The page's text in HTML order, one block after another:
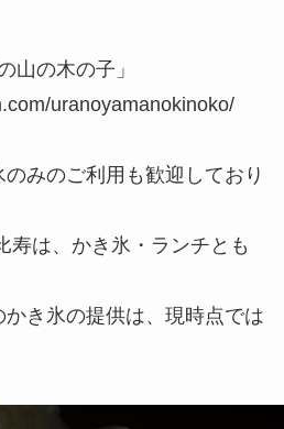
山の木の子」
uranoyamanokinoko/
のみのご利用も歓迎しており
寿は、かき氷・ランチとも
かき氷の提供は、現時点では